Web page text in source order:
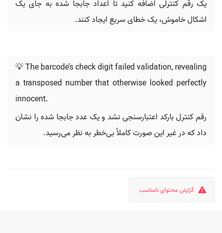
یک رقم کنترلی اضافه کنید تا اعداد جابجا شده به جای یک
اشکال خاموش، یک خطای سریع ایجاد کنند.
💡 The barcode’s check digit failed validation, revealing
a transposed number that otherwise looked perfectly
innocent.
رقم کنترل بارکد اعتبارسنجی نشد و یک عدد جابجا شده را نشان
داد که در غیر این صورت کاملاً بی‌خطر به نظر می‌رسید.
گزارش محتوای نامناسب